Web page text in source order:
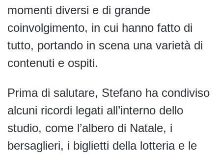
momenti diversi e di grande
coinvolgimento, in cui hanno fatto di
tutto, portando in scena una varietà di
contenuti e ospiti.
Prima di salutare, Stefano ha condiviso
alcuni ricordi legati all’interno dello
studio, come l’albero di Natale, i
bersaglieri, i biglietti della lotteria e le